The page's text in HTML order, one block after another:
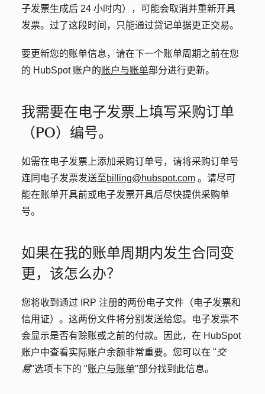
子发票生成后 24 小时内），可能会取消并重新开具
发票。过了这段时间，只能通过贷记单据更正交易。
要更新您的账单信息，请在下一个账单周期之前在您
的 HubSpot 账户的账户与账单部分进行更新。
我需要在电子发票上填写采购订单
（PO）编号。
如需在电子发票上添加采购订单号，请将采购订单号
连同电子发票发送至billing@hubspot.com 。请尽可
能在账单开具前或电子发票开具后尽快提供采购单
号。
如果在我的账单周期内发生合同变
更，该怎么办？
您将收到通过 IRP 注册的两份电子文件（电子发票和
信用证）。这两份文件将分别发送给您。电子发票不
会显示是否有赊账或之前的付款。因此，在 HubSpot
账户中查看实际账户余额非常重要。您可以在 " 交
易"选项卡下的 "账户与账单"部分找到此信息。